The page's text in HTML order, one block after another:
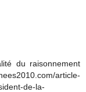
du raisonnement
article-
de-la-